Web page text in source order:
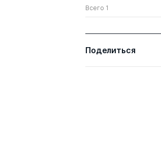
Всего 1
Поделиться